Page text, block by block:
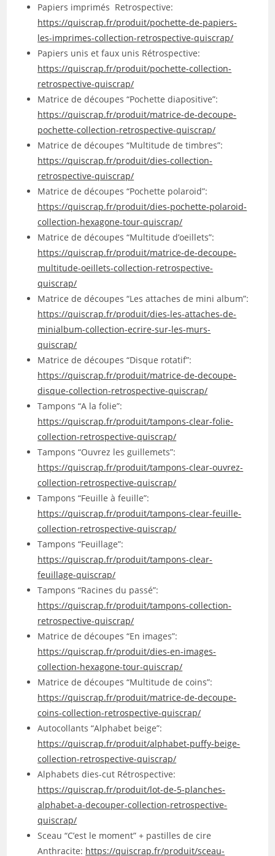
Papiers imprimés Retrospective:
https://quiscrap.fr/produit/pochette-de-papiers-
les-imprimes-collection-retrospective-quiscrap/
Papiers unis et faux unis Rétrospective:
https://quiscrap.fr/produit/pochette-collection-
retrospective-quiscrap/
Matrice de découpes “Pochette diapositive”:
https://quiscrap.fr/produit/matrice-de-decoupe-
pochette-collection-retrospective-quiscrap/
Matrice de découpes “Multitude de timbres”:
https://quiscrap.fr/produit/dies-collection-
retrospective-quiscrap/
Matrice de découpes “Pochette polaroid”:
https://quiscrap.fr/produit/dies-pochette-polaroid-
collection-hexagone-tour-quiscrap/
Matrice de découpes “Multitude d’oeillets”:
https://quiscrap.fr/produit/matrice-de-decoupe-
multitude-oeillets-collection-retrospective-
quiscrap/
Matrice de découpes “Les attaches de mini album”:
https://quiscrap.fr/produit/dies-les-attaches-de-
minialbum-collection-ecrire-sur-les-murs-
quiscrap/
Matrice de découpes “Disque rotatif”:
https://quiscrap.fr/produit/matrice-de-decoupe-
disque-collection-retrospective-quiscrap/
Tampons “A la folie”:
https://quiscrap.fr/produit/tampons-clear-folie-
collection-retrospective-quiscrap/
Tampons “Ouvrez les guillemets”:
https://quiscrap.fr/produit/tampons-clear-ouvrez-
collection-retrospective-quiscrap/
Tampons “Feuille à feuille”:
https://quiscrap.fr/produit/tampons-clear-feuille-
collection-retrospective-quiscrap/
Tampons “Feuillage”:
https://quiscrap.fr/produit/tampons-clear-
feuillage-quiscrap/
Tampons “Racines du passé”:
https://quiscrap.fr/produit/tampons-collection-
retrospective-quiscrap/
Matrice de découpes “En images”:
https://quiscrap.fr/produit/dies-en-images-
collection-hexagone-tour-quiscrap/
Matrice de découpes “Multitude de coins”:
https://quiscrap.fr/produit/matrice-de-decoupe-
coins-collection-retrospective-quiscrap/
Autocollants “Alphabet beige”:
https://quiscrap.fr/produit/alphabet-puffy-beige-
collection-retrospective-quiscrap/
Alphabets dies-cut Rétrospective:
https://quiscrap.fr/produit/lot-de-5-planches-
alphabet-a-decouper-collection-retrospective-
quiscrap/
Sceau “C’est le moment” + pastilles de cire
Anthracite: https://quiscrap.fr/produit/sceau-